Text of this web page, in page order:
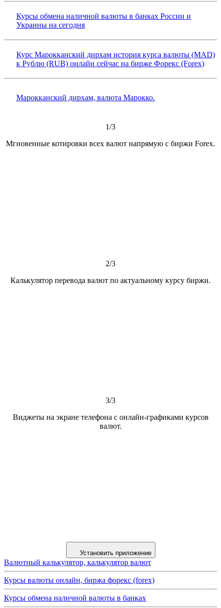
Курсы обмена наличной валюты в банках России и
Украины на сегодня
Курс Марокканский дирхам история курса валюты (MAD)
к Рублю (RUB) онлайн сейчас на бирже Форекс (Forex)
Марокканский дирхам, валюта Марокко.
1/3
Мгновенные котировки всех валют напрямую с биржи Forex.
2/3
Калькулятор перевода валют по актуальному курсу биржи.
3/3
Виджеты на экране телефона с онлайн-графиками курсов
валют.
Установить приложение
Валютный калькулятор, калькулятор валют
Курсы валюты онлайн, биржа форекс (forex)
Курсы обмена наличной валюты в банках